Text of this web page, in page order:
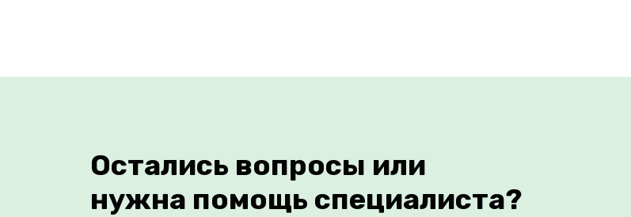
Остались вопросы или
нужна помощь специалиста?